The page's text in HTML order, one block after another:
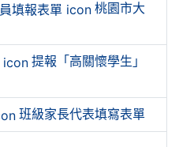
桃園市大
提報「高關懷學生」
班級家長代表填寫表單